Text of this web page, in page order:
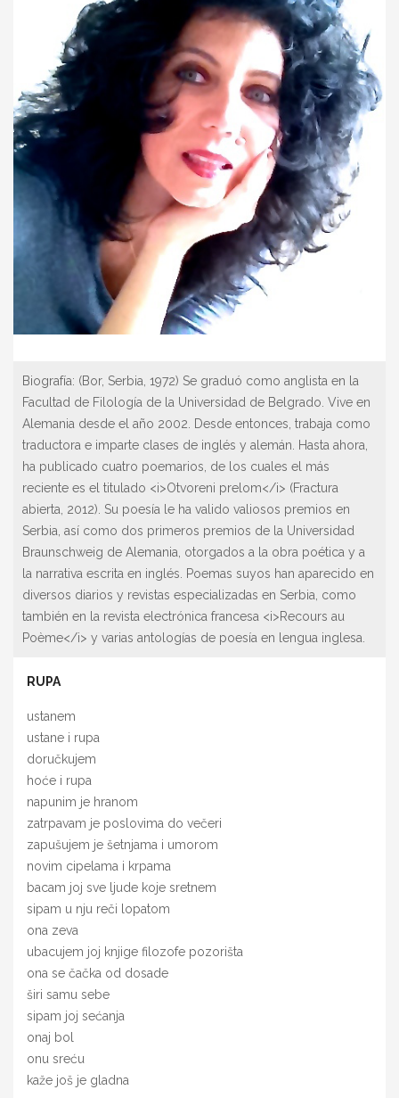
Biografía: (Bor, Serbia, 1972) Se graduó como anglista en la
Facultad de Filología de la Universidad de Belgrado. Vive en
Alemania desde el año 2002. Desde entonces, trabaja como
traductora e imparte clases de inglés y alemán. Hasta ahora,
ha publicado cuatro poemarios, de los cuales el más
reciente es el titulado <i>Otvoreni prelom</i> (Fractura
abierta, 2012). Su poesía le ha valido valiosos premios en
Serbia, así como dos primeros premios de la Universidad
Braunschweig de Alemania, otorgados a la obra poética y a
la narrativa escrita en inglés. Poemas suyos han aparecido en
diversos diarios y revistas especializadas en Serbia, como
también en la revista electrónica francesa <i>Recours au
Poème</i> y varias antologías de poesía en lengua inglesa.
RUPA
ustanem
ustane i rupa
doručkujem
hoće i rupa
napunim je hranom
zatrpavam je poslovima do večeri
zapušujem je šetnjama i umorom
novim cipelama i krpama
bacam joj sve ljude koje sretnem
sipam u nju reči lopatom
ona zeva
ubacujem joj knjige filozofe pozorišta
ona se čačka od dosade
širi samu sebe
sipam joj sećanja
onaj bol
onu sreću
kaže još je gladna